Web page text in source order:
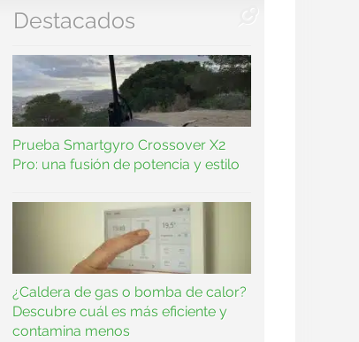
Destacados
Prueba Smartgyro Crossover X2
Pro: una fusión de potencia y estilo
¿Caldera de gas o bomba de calor?
Descubre cuál es más eficiente y
contamina menos